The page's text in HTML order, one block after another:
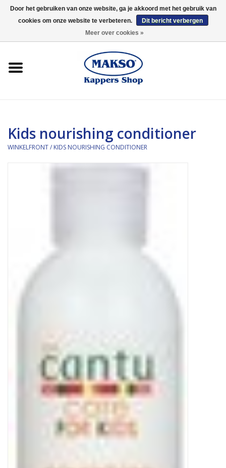
0 Artikelen - €0,00
Kaaral
Kids nourishing conditioner
WINKELFRONT/ KIDS NOURISHING CONDITIONER
Door het gebruiken van onze website, ga je akkoord met het gebruik van
cookies om onze website te verbeteren.
Dit bericht verbergen
Meer over cookies »